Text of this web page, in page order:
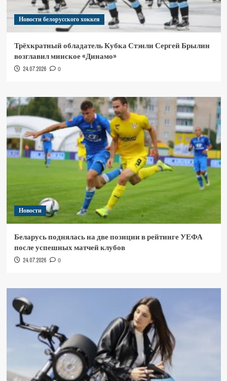
Новости белорусского хоккея
Трёхкратный обладатель Кубка Стэнли Сергей Брылин
возглавил минское «Динамо»
24.07.2026 0
Новости
Беларусь поднялась на две позиции в рейтинге УЕФА
после успешных матчей клубов
24.07.2026 0